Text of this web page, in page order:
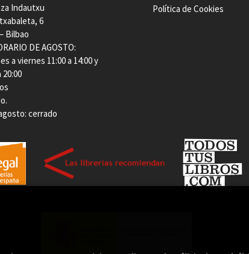
Indautxu
6
Bilbao
DE AGOSTO:
a viernes 11:00 a 14:00 y
20:00
cerrado
Política de Cookies